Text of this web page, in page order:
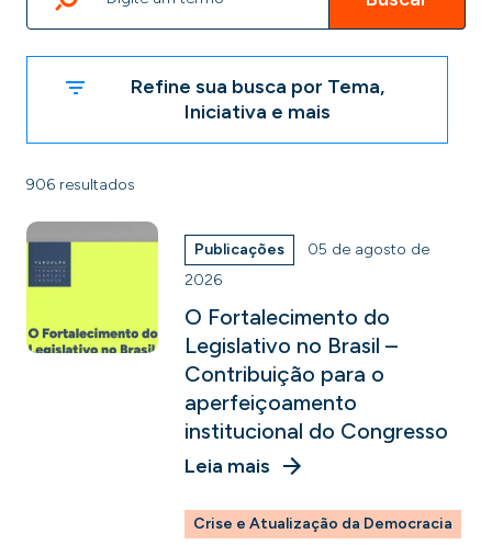
Refine sua busca por Tema,
Iniciativa e mais
906 resultados
Publicações
05 de agosto de
2026
O Fortalecimento do
Legislativo no Brasil –
Contribuição para o
aperfeiçoamento
institucional do Congresso
Leia mais
Crise e Atualização da Democracia